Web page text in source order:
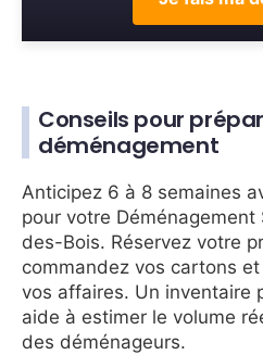
Conseils pour
déménagement
Anticipez 6 à 8 semaines
pour votre
des-Bois. Réservez votre
commandez vos cartons
vos affaires. Un inventaire
aide à estimer le volume
des déménageurs.